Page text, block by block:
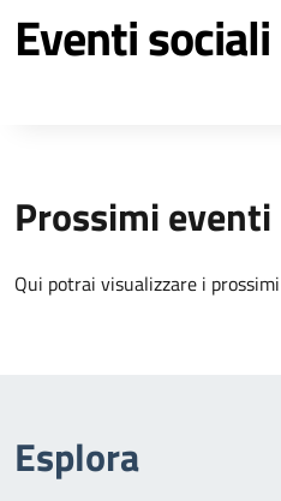
Eventi sociali
Prossimi eventi
Qui potrai visualizzare i
Esplora